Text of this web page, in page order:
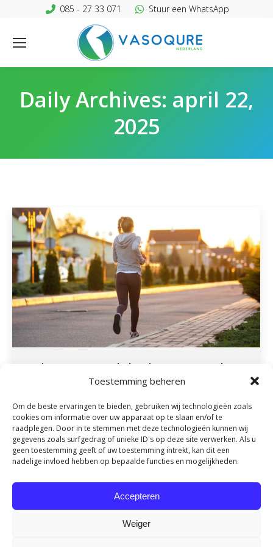
Toestemming beheren
Om de beste ervaringen te bieden, gebruiken wij technologieën zoals
cookies om informatie over uw apparaat op te slaan en/of te
raadplegen. Door in te stemmen met deze technologieën kunnen wij
gegevens zoals surfgedrag of unieke ID's op deze site verwerken. Als u
geen toestemming geeft of uw toestemming intrekt, kan dit een
nadelige invloed hebben op bepaalde functies en mogelijkheden.
Accepteren
Weiger
085 - 27 33 071 Stuur een WhatsApp
Daily Archives: april 22,
2025
Buiten sporten als beginner: zo voorkom
je veelvoorkomende klachten
Nieuws Byfydeevitae april 22, 2025
Buiten sporten is heerlijk. Je bent in beweging, ademt
frisse lucht in en je lichaam maakt endorfines aan –
het gelukshormoon. Of je nu begint met hardlopen,
sporten, is het belangrijk om goed op je lichaam te…